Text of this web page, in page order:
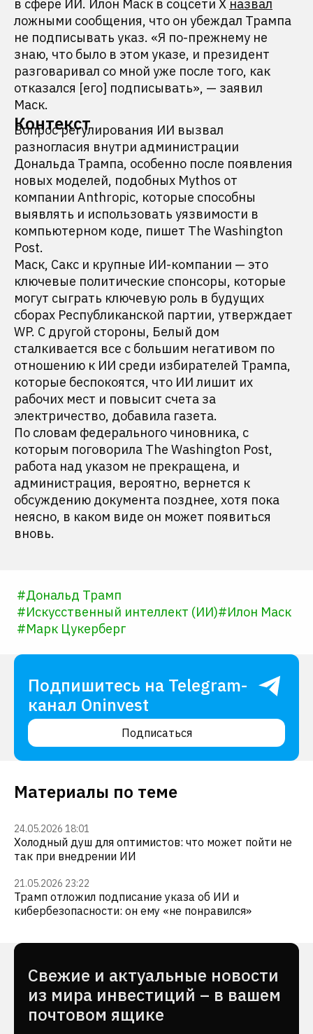
в сфере ИИ. Илон Маск в соцсети X назвал
ложными сообщения, что он убеждал Трампа
не подписывать указ. «Я по-прежнему не
знаю, что было в этом указе, и президент
разговаривал со мной уже после того, как
отказался [его] подписывать», — заявил
Маск.
Контекст
Вопрос регулирования ИИ вызвал
разногласия внутри администрации
Дональда Трампа, особенно после появления
новых моделей, подобных Mythos от
компании Anthropic, которые способны
выявлять и использовать уязвимости в
компьютерном коде, пишет The Washington
Post.
Маск, Сакс и крупные ИИ-компании — это
ключевые политические спонсоры, которые
могут сыграть ключевую роль в будущих
сборах Республиканской партии, утверждает
WP. С другой стороны, Белый дом
сталкивается все с большим негативом по
отношению к ИИ среди избирателей Трампа,
которые беспокоятся, что ИИ лишит их
рабочих мест и повысит счета за
электричество, добавила газета.
По словам федерального чиновника, с
которым поговорила The Washington Post,
работа над указом не прекращена, и
администрация, вероятно, вернется к
обсуждению документа позднее, хотя пока
неясно, в каком виде он может появиться
вновь.
#Дональд Трамп
#Искусственный интеллект (ИИ)#Илон Маск
#Марк Цукерберг
Подпишитесь на Telegram-
канал Oninvest
Подписаться
Материалы по теме
24.05.2026 18:01
Холодный душ для оптимистов: что может пойти не
так при внедрении ИИ
21.05.2026 23:22
Трамп отложил подписание указа об ИИ и
кибербезопасности: он ему «не понравился»
Cвежие и актуальные новости
из мира инвестиций – в вашем
почтовом ящике